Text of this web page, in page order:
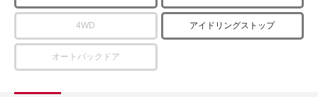
4WD アイドリングストップ
オートバックドア